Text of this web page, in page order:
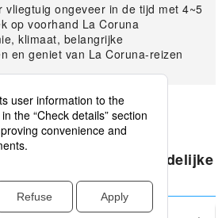
vliegtuig ongeveer in de tijd met 4~5
op voorhand La Coruna
klimaat, belangrijke
en geniet van La Coruna-reizen
prijzen voor huishoudelijke